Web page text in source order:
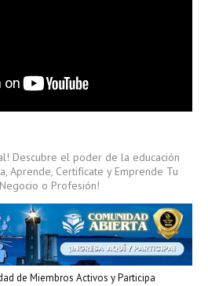
Descubre el poder de la educación
Aprende, Certifícate y Emprende Tu
o Profesión!
de Miembros Activos y Participa